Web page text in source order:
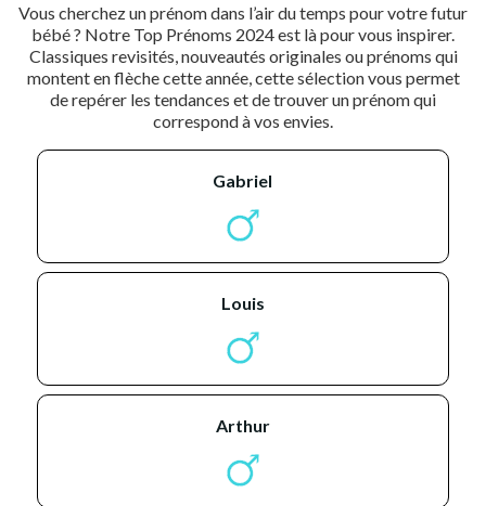
Vous cherchez un prénom dans l’air du temps pour votre futur
bébé ? Notre Top Prénoms 2024 est là pour vous inspirer.
Classiques revisités, nouveautés originales ou prénoms qui
montent en flèche cette année, cette sélection vous permet
de repérer les tendances et de trouver un prénom qui
correspond à vos envies.
gabriel
louis
arthur